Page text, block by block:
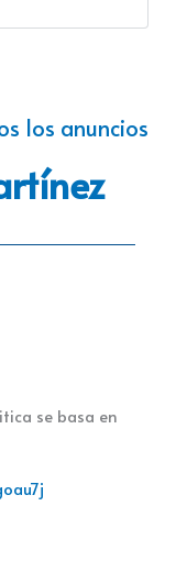
avanzada
los anuncios
se basa en